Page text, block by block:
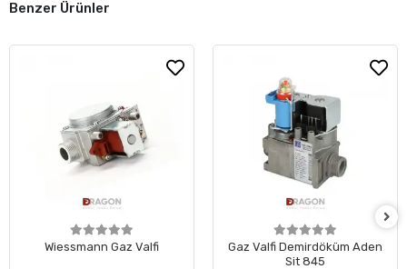
Benzer Ürünler
Wiessmann Gaz Valfi
Gaz Valfi Demirdöküm Aden
Sit 845